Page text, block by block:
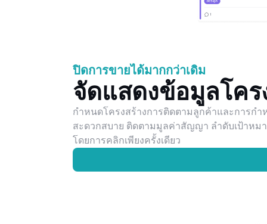
ปิดการขายได้มากกว่าเดิม
จัดแสดงข้อมูลโค
กำหนดโครงสร้างการติดตามลูกค้าและการก
สะดวกสบาย ติดตามมูลค่าสัญญา ลำดับเป้าหม
โดยการคลิกเพียงครั้งเดียว